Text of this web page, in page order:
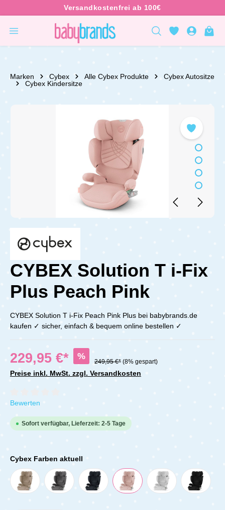
Marken Cybex Alle Cybex Produkte
Cybex Autositze
Cybex Kindersitze
CYBEX Solution T i-Fix
Plus Peach Pink
CYBEX Solution T i-Fix Peach Pink Plus bei babybrands.de
kaufen ✓ sicher, einfach & bequem online bestellen ✓
229,95 €* %
249,95 €* (8% gespart)
Preise inkl. MwSt. zzgl. Versandkosten
Durchschnittliche Bewertung von 0 von 5 Sternen
Bewerten
Sofort verfügbar, Lieferzeit: 2-5 Tage
Cybex Farben aktuell